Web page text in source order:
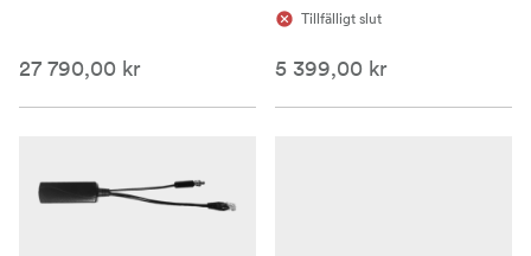
27 790,00 kr
Tillfälligt slut
5 399,00 kr